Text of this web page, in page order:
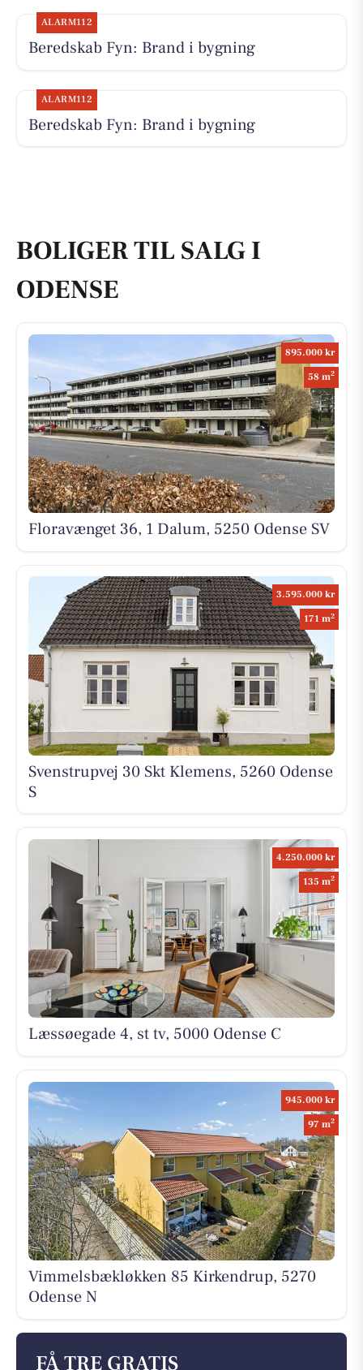
ALARM112
Beredskab Fyn: Brand i bygning
ALARM112
Beredskab Fyn: Brand i bygning
BOLIGER TIL SALG I
ODENSE
895.000 kr
58 m2
Floravænget 36, 1 Dalum, 5250 Odense SV
3.595.000 kr
171 m2
Svenstrupvej 30 Skt Klemens, 5260 Odense
S
4.250.000 kr
135 m2
Læssøegade 4, st tv, 5000 Odense C
945.000 kr
97 m2
Vimmelsbækløkken 85 Kirkendrup, 5270
Odense N
FÅ TRE GRATIS